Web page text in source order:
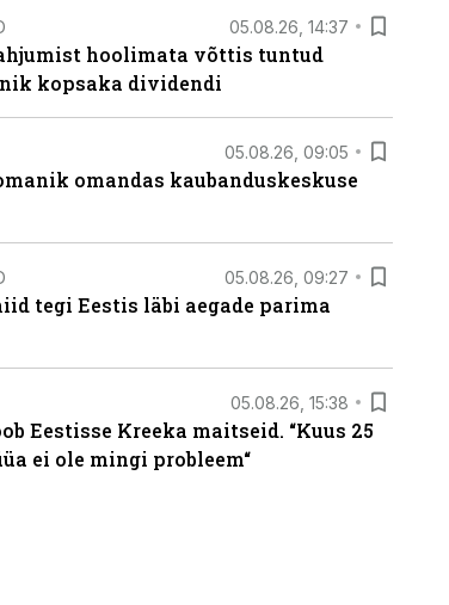
05.08.26, 14:37
hoolimata võttis tuntud
kopsaka dividendi
05.08.26, 09:05
omandas kaubanduskeskuse
05.08.26, 09:27
tegi Eestis läbi aegade parima
05.08.26, 15:38
Eestisse Kreeka maitseid. “Kuus 25
ei ole mingi probleem“